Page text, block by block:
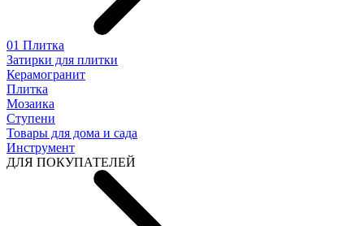
01 Плитка
Затирки для плитки
Керамогранит
Плитка
Мозаика
Ступени
Товары для дома и сада
Инструмент
ДЛЯ ПОКУПАТЕЛЕЙ